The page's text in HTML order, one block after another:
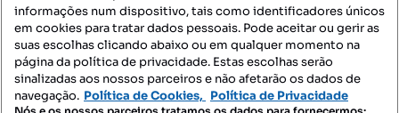
Mapa do Site
Contacte-nos
informações num dispositivo, tais como identificadores únicos
em cookies para tratar dados pessoais. Pode aceitar ou gerir as
suas escolhas clicando abaixo ou em qualquer momento na
página da política de privacidade. Estas escolhas serão
sinalizadas aos nossos parceiros e não afetarão os dados de
navegação. Política de Cookies, Política de Privacidade